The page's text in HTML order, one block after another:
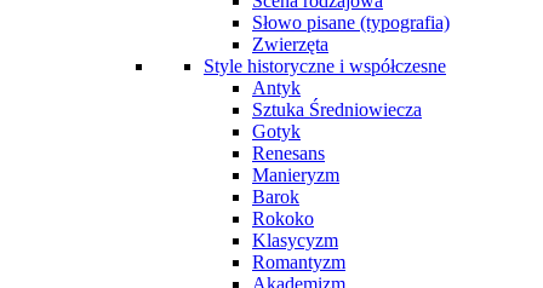
Słowo pisane (typografia)
Zwierzęta
Style historyczne i współczesne
Antyk
Sztuka Średniowiecza
Gotyk
Renesans
Manieryzm
Barok
Rokoko
Klasycyzm
Romantyzm
Akademizm